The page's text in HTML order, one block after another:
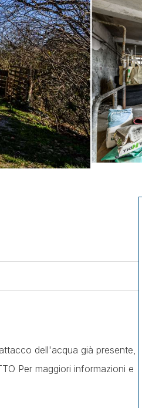
dell'acqua già presente,
Per maggiori informazioni e